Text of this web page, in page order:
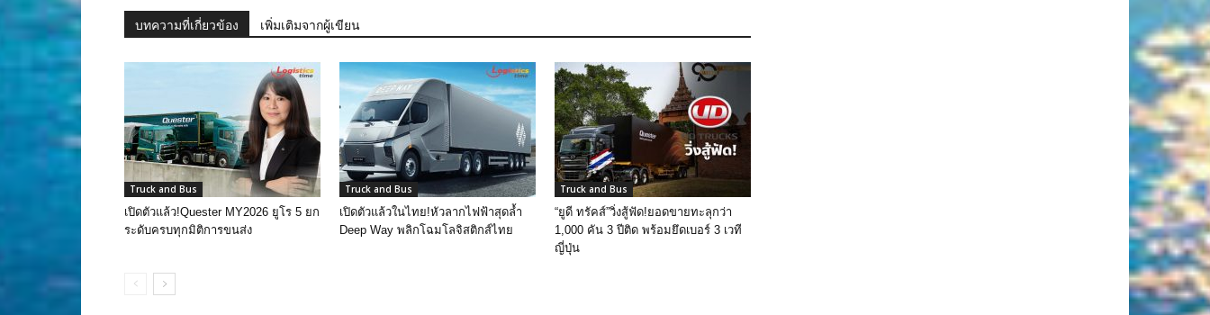
บทความที่เกี่ยวข้อง เพิ่มเติมจากผู้เขียน
Truck and Bus
เปิดตัวแล้ว!Quester MY2026 ยูโร 5 ยก
ระดับครบทุกมิติการขนส่ง
Truck and Bus
เปิดตัวแล้วในไทย!หัวลากไฟฟ้าสุดล้ำ
Deep Way พลิกโฉมโลจิสติกส์ไทย
Truck and Bus
“ยูดี ทรัคส์”วิ่งสู้ฟัด!ยอดขายทะลุกว่า
1,000 คัน 3 ปีติด พร้อมยึดเบอร์ 3 เวที
ญี่ปุ่น